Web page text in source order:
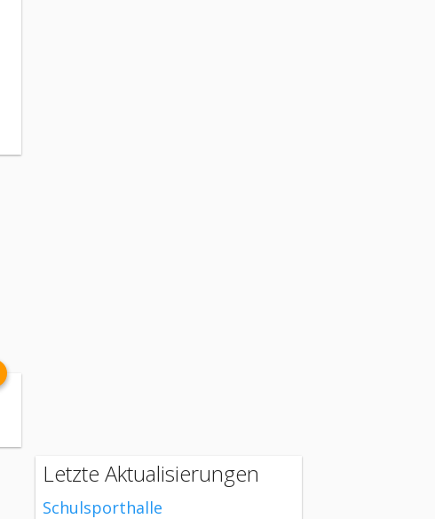
Letzte Aktualisierungen
Schulsporthalle